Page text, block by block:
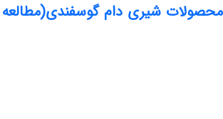
شیری دام گوسفندی(مطالعه